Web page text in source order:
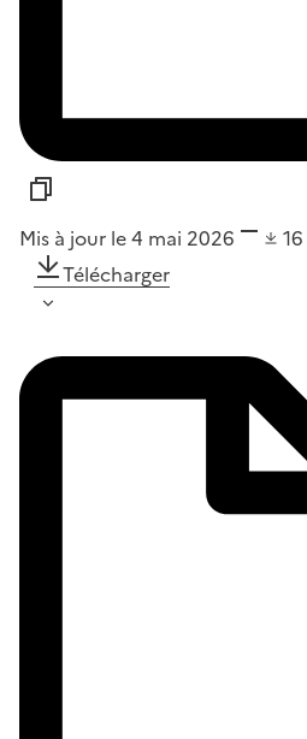
Mis à jour le 4 mai 2026 16
Télécharger